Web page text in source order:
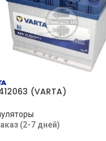
(VARTA)
(2-7 дней)